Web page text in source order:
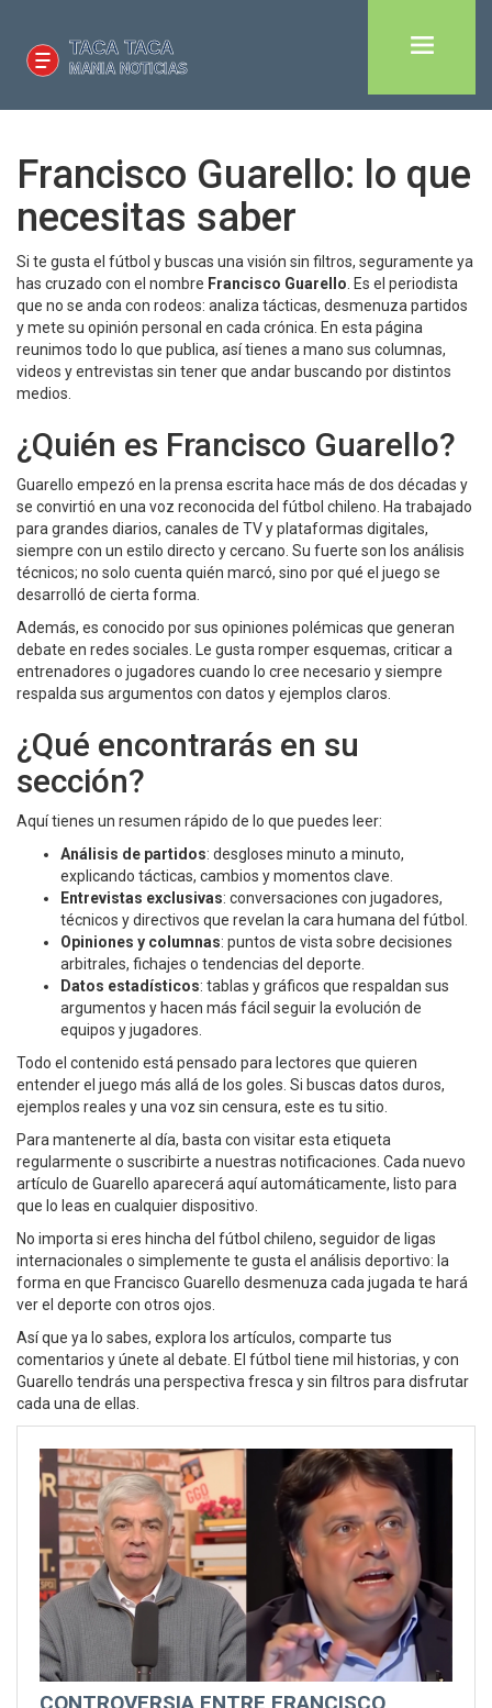
Francisco Guarello: lo que
necesitas saber
Si te gusta el fútbol y buscas una visión sin filtros, seguramente ya
has cruzado con el nombre Francisco Guarello . Es el periodista
que no se anda con rodeos: analiza tácticas, desmenuza partidos
y mete su opinión personal en cada crónica. En esta página
reunimos todo lo que publica, así tienes a mano sus columnas,
videos y entrevistas sin tener que andar buscando por distintos
medios.
¿Quién es Francisco Guarello?
Guarello empezó en la prensa escrita hace más de dos décadas y
se convirtió en una voz reconocida del fútbol chileno. Ha trabajado
para grandes diarios, canales de TV y plataformas digitales,
siempre con un estilo directo y cercano. Su fuerte son los análisis
técnicos; no solo cuenta quién marcó, sino por qué el juego se
desarrolló de cierta forma.
Además, es conocido por sus opiniones polémicas que generan
debate en redes sociales. Le gusta romper esquemas, criticar a
entrenadores o jugadores cuando lo cree necesario y siempre
respalda sus argumentos con datos y ejemplos claros.
¿Qué encontrarás en su
sección?
Aquí tienes un resumen rápido de lo que puedes leer:
Análisis de partidos: desgloses minuto a minuto,
explicando tácticas, cambios y momentos clave.
Entrevistas exclusivas: conversaciones con jugadores,
técnicos y directivos que revelan la cara humana del fútbol.
Opiniones y columnas: puntos de vista sobre decisiones
arbitrales, fichajes o tendencias del deporte.
Datos estadísticos: tablas y gráficos que respaldan sus
argumentos y hacen más fácil seguir la evolución de
equipos y jugadores.
Todo el contenido está pensado para lectores que quieren
entender el juego más allá de los goles. Si buscas datos duros,
ejemplos reales y una voz sin censura, este es tu sitio.
Para mantenerte al día, basta con visitar esta etiqueta
regularmente o suscribirte a nuestras notificaciones. Cada nuevo
artículo de Guarello aparecerá aquí automáticamente, listo para
que lo leas en cualquier dispositivo.
No importa si eres hincha del fútbol chileno, seguidor de ligas
internacionales o simplemente te gusta el análisis deportivo: la
forma en que Francisco Guarello desmenuza cada jugada te hará
ver el deporte con otros ojos.
Así que ya lo sabes, explora los artículos, comparte tus
comentarios y únete al debate. El fútbol tiene mil historias, y con
Guarello tendrás una perspectiva fresca y sin filtros para disfrutar
cada una de ellas.
CONTROVERSIA ENTRE FRANCISCO